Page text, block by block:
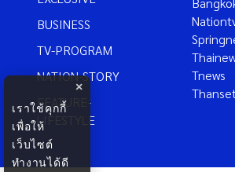
BUSINESS
TV-PROGRAM
NATION-STORY
FEATURE-
LIFESTYLE
Tnews
×
เราใช้คุกกี้
เพื่อให้
เว็บไซต์
ทำงานได้ดี